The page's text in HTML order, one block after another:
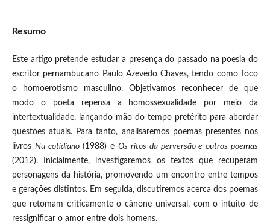
Resumo
Este artigo pretende estudar a presença do passado na poesia do
escritor pernambucano Paulo Azevedo Chaves, tendo como foco
o homoerotismo masculino. Objetivamos reconhecer de que
modo o poeta repensa a homossexualidade por meio da
intertextualidade, lançando mão do tempo pretérito para abordar
questões atuais. Para tanto, analisaremos poemas presentes nos
livros Nu cotidiano(1988) eOs ritos da perversão e outros poemas
(2012). Inicialmente, investigaremos os textos que recuperam
personagens da história, promovendo um encontro entre tempos
e gerações distintos. Em seguida, discutiremos acerca dos poemas
que retomam criticamente o cânone universal, com o intuito de
ressignificar o amor entre dois homens.